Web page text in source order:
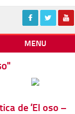
MENU
de ‘El oso –